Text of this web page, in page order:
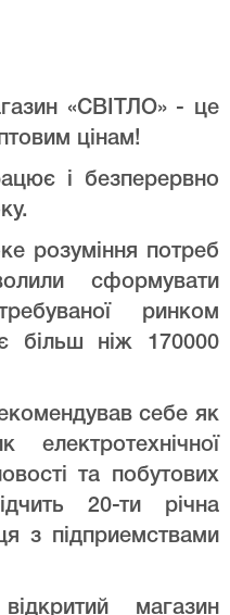
«СВІТЛО» - це
цінам!
і безперервно
розуміння потреб
сформувати
ринком
більш ніж 170000
себе як
електротехнічної
та побутових
20-ти річна
з підприемствами
магазин